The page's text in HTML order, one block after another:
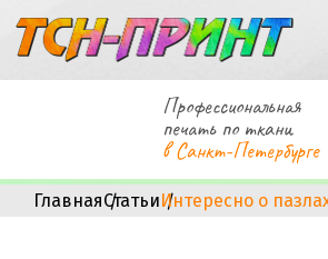
Профессиональная
печать по ткани
в Санкт-Петербурге
ГлавнаяСтатьиИнтересно о